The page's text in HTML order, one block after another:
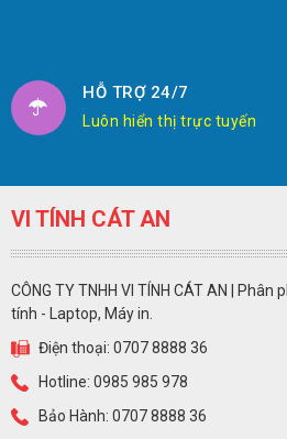
HỖ TRỢ 24/7
Luôn hiển thị trực tuyến
VI TÍNH CÁT AN
CÔNG TY TNHH VI TÍNH CÁT AN |
tính - Laptop, Máy in.
Điện thoại: 0707 8888 36
Hotline: 0985 985 978
Bảo Hành: 0707 8888 36